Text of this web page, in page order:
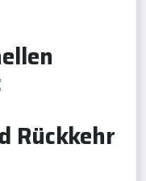
Rückkehr